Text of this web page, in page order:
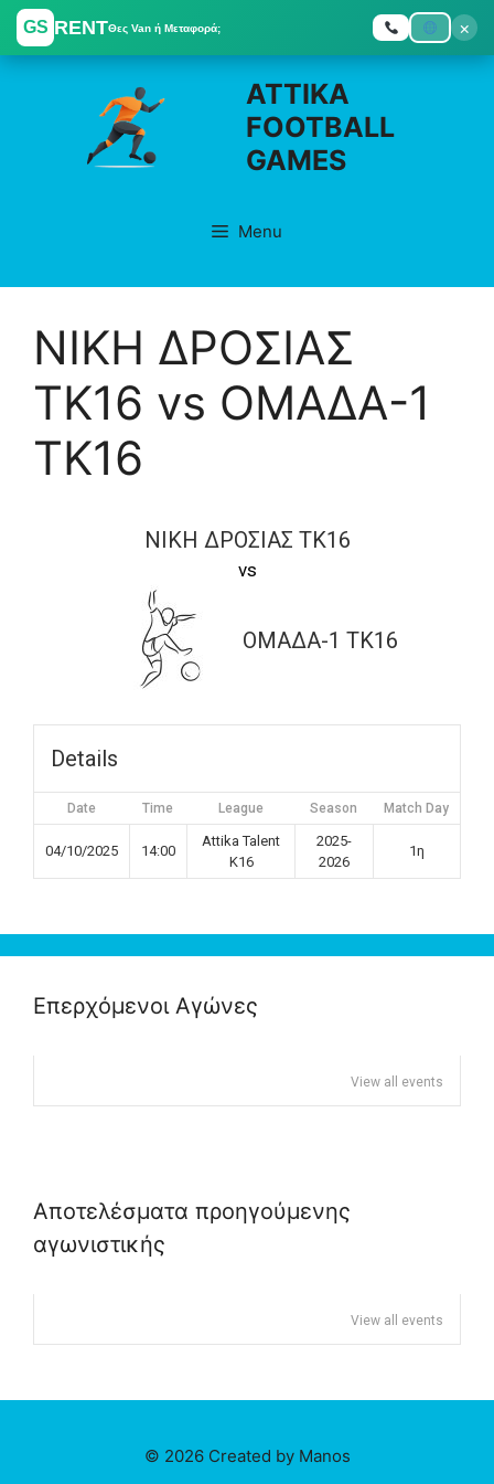
GS RENTΘες Van ή Μεταφορά;
×
Skip
ATTIKA
FOOTBALL
GAMES
Menu
ΝΙΚΗ ΔΡΟΣΙΑΣ
ΤΚ16 vs ΟΜΑΔΑ-1
TK16
ΝΙΚΗ ΔΡΟΣΙΑΣ ΤΚ16
vs
ΟΜΑΔΑ-1 TK16
Details
Date Time League Season Match Day
04/10/2025 14:00
Attika Talent
K16
2025-
2026
1η
Επερχόμενοι Αγώνες
View all events
Αποτελέσματα προηγούμενης
αγωνιστικής
View all events
© 2026 Created by Manos